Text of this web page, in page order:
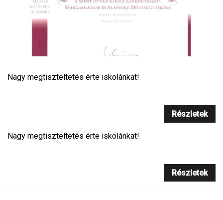
Nagy megtiszteltetés érte iskolánkat!
Részletek
Nagy megtiszteltetés érte iskolánkat!
Részletek